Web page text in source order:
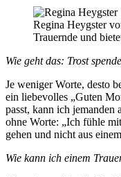
Regina Heygster
Trauernde und
Wie geht das: Trost
Je weniger Worte, desto
ein liebevolles „Guten
passt, kann ich jemanden
ohne Worte: „Ich fühle
gehen und nicht aus
Wie kann ich einem